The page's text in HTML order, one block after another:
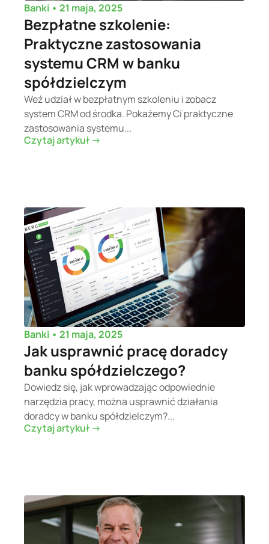
Banki • 21 maja, 2025
Bezpłatne szkolenie:
Praktyczne zastosowania
systemu CRM w banku
spółdzielczym
Weź udział w bezpłatnym szkoleniu i zobacz
system CRM od środka. Pokażemy Ci praktyczne
zastosowania systemu...
Czytaj artykuł ->
Banki • 21 maja, 2025
Jak usprawnić pracę doradcy
banku spółdzielczego?
Dowiedz się, jak wprowadzając odpowiednie
narzędzia pracy, można usprawnić działania
doradcy w banku spółdzielczym?...
Czytaj artykuł ->